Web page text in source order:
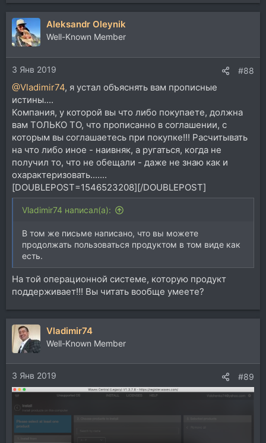
Aleksandr Oleynik
Well-Known Member
3 Янв 2019 #88
@Vladimir74, я устал объяснять вам прописные
истины....
Компания, у которой вы что либо покупаете, должна
вам ТОЛЬКО ТО, что прописанно в соглашении, с
которым вы соглашаетесь при покупке!!! Расчитывать
на что либо иное - наивняк, а ругаться, когда не
получил то, что не обещали - даже не знаю как и
охарактеризовать.......
[DOUBLEPOST=1546523208][/DOUBLEPOST]
Vladimir74 написал(а):
В том же письме написано, что вы можете
продолжать пользоваться продуктом в том виде как
есть.
На той операционной системе, которую продукт
поддерживает!!! Вы читать вообще умеете?
Vladimir74
Well-Known Member
3 Янв 2019 #89